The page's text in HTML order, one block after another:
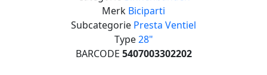
Merk Biciparti
Subcategorie Presta Ventiel
Type28"
BARCODE 5407003302202